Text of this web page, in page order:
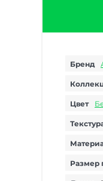
Бренд
Цвет
Размер